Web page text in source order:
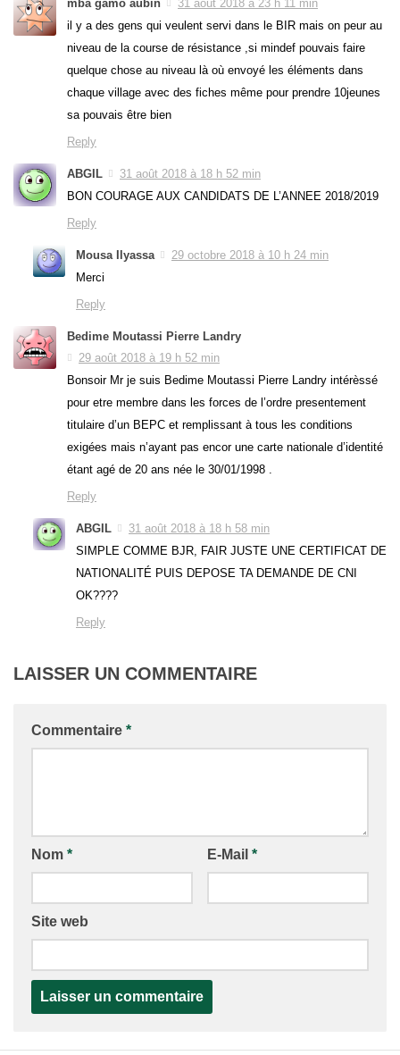
mba gamo aubin
31 août 2018 à 23 h 11 min
il y a des gens qui veulent servi dans le BIR mais on peur au
niveau de la course de résistance ,si mindef pouvais faire
quelque chose au niveau là où envoyé les éléments dans
chaque village avec des fiches même pour prendre 10jeunes
sa pouvais être bien
Reply
ABGIL
31 août 2018 à 18 h 52 min
BON COURAGE AUX CANDIDATS DE L’ANNEE 2018/2019
Reply
Mousa Ilyassa
29 octobre 2018 à 10 h 24 min
Merci
Reply
Bedime Moutassi Pierre Landry
29 août 2018 à 19 h 52 min
Bonsoir Mr je suis Bedime Moutassi Pierre Landry intérèssé
pour etre membre dans les forces de l’ordre presentement
titulaire d’un BEPC et remplissant à tous les conditions
exigées mais n’ayant pas encor une carte nationale d’identité
étant agé de 20 ans née le 30/01/1998 .
Reply
ABGIL
31 août 2018 à 18 h 58 min
SIMPLE COMME BJR, FAIR JUSTE UNE CERTIFICAT DE
NATIONALITÉ PUIS DEPOSE TA DEMANDE DE CNI
OK????
Reply
LAISSER UN COMMENTAIRE
Commentaire *
Nom * E-Mail *
Site web